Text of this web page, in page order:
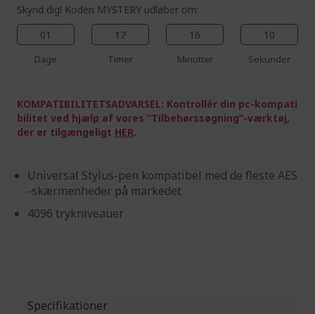
Skynd dig! Koden MYSTERY udløber om:
01
Dage
17
Timer
16
Minutter
10
Sekunder
KOMPATIBILITETSADVARSEL: Kontrollér din pc-kompati
bilitet ved hjælp af vores ”Tilbehørssøgning”-værktøj,
der er tilgængeligt HER.
Universal Stylus-pen kompatibel med de fleste AES
-skærmenheder på markedet
4096 trykniveauer
Specifikationer